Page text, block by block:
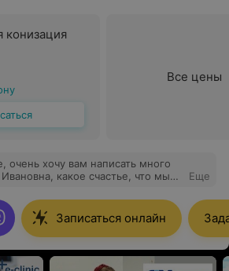
конизация
Все цены
очень хочу вам написать много
какое счастье, что мы
можно все то что вы знаете
спасаете людей, мы без вас так и
Я верю, что теперь с вашей
до истины и точно
спокойно, благодарна
Еще
Записаться онлайн